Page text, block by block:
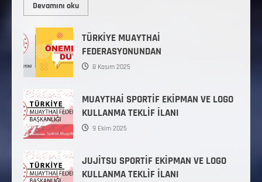
Devamını oku
TÜRKİYE MUAYTHAİ
FEDERASYONUNDAN
8 Kasım 2025
MUAYTHAİ SPORTİF EKİPMAN VE LOGO
KULLANMA TEKLİF İLANI
9 Ekim 2025
JUJİTSU SPORTİF EKİPMAN VE LOGO
KULLANMA TEKLİF İLANI